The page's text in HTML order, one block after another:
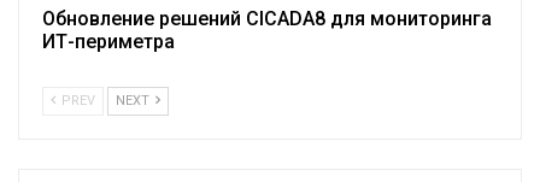
Обновление решений CICADA8 для мониторинга
ИТ-периметра
PREV NEXT